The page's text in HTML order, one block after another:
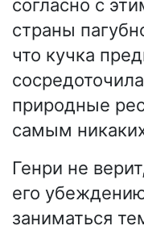
согласно с
страны
что кучка
природные
самым
Генри не
его
заниматься